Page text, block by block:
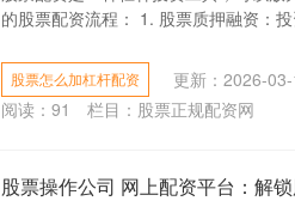
的股票配资流程： 1. 股票质押融资：
股票怎么加杠杆配资 更新：2026-
阅读： 91 栏目： 股票正规配资网
股票操作公司 网上配资平台：解